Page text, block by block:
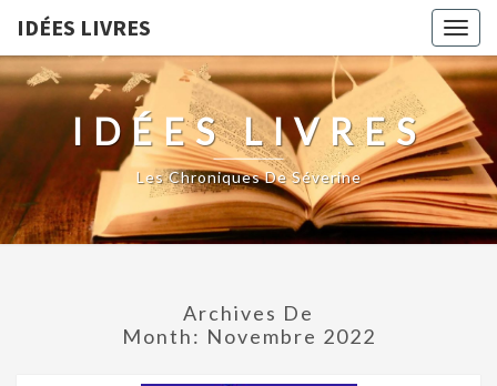
IDÉES LIVRES
IDÉES LIVRES
Les Chroniques De Séverine
Archives De
Month: Novembre 2022